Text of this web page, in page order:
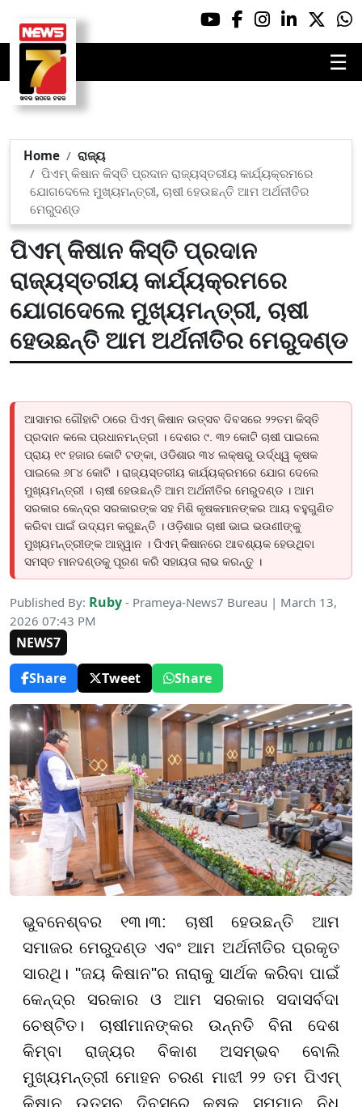
☰
Home
ରାଜ୍ୟ
ପିଏମ୍ କିଷାନ କିସ୍ତି ପ୍ରଦାନ ରାଜ୍ୟସ୍ତରୀୟ କାର୍ଯ୍ୟକ୍ରମରେ
ଯୋଗଦେଲେ ମୁଖ୍ୟମନ୍ତ୍ରୀ, ଚାଷୀ ହେଉଛନ୍ତି ଆମ ଅର୍ଥନୀତିର
ମେରୁଦଣ୍ଡ
ପିଏମ୍ କିଷାନ କିସ୍ତି ପ୍ରଦାନ
ରାଜ୍ୟସ୍ତରୀୟ କାର୍ଯ୍ୟକ୍ରମରେ
ଯୋଗଦେଲେ ମୁଖ୍ୟମନ୍ତ୍ରୀ, ଚାଷୀ
ହେଉଛନ୍ତି ଆମ ଅର୍ଥନୀତିର ମେରୁଦଣ୍ଡ
ଆସାମର ଗୌହାଟି ଠାରେ ପିଏମ୍ କିଷାନ ଉତ୍ସବ ଦିବସରେ ୨୨ତମ କିସ୍ତି
ପ୍ରଦାନ କଲେ ପ୍ରଧାନମନ୍ତ୍ରୀ । ଦେଶର ୯. ୩୨ କୋଟି ଚାଷୀ ପାଇଲେ
ପ୍ରାୟ ୧୯ ହଜାର କୋଟି ଟଙ୍କା, ଓଡିଶାର ୩୪ ଲକ୍ଷରୁ ଉର୍ଦ୍ଧ୍ୱ କୃଷକ
ପାଇଲେ ୬୮୪ କୋଟି । ରାଜ୍ୟସ୍ତରୀୟ କାର୍ଯ୍ୟକ୍ରମରେ ଯୋଗ ଦେଲେ
ମୁଖ୍ୟମନ୍ତ୍ରୀ । ଚାଷୀ ହେଉଛନ୍ତି ଆମ ଅର୍ଥନୀତିର ମେରୁଦଣ୍ଡ । ଆମ
ସରକାର କେନ୍ଦ୍ର ସରକାରଙ୍କ ସହ ମିଶି କୃଷକମାନଙ୍କର ଆୟ ବହୁଗୁଣିତ
କରିବା ପାଇଁ ଉଦ୍ୟମ କରୁଛନ୍ତି । ଓଡ଼ିଶାର ଚାଷୀ ଭାଇ ଭଉଣୀଙ୍କୁ
ମୁଖ୍ୟମନ୍ତ୍ରୀଙ୍କ ଆହ୍ୱାନ । ପିଏମ୍ କିଷାନରେ ଆବଶ୍ୟକ ହେଉଥିବା
ସମସ୍ତ ମାନଦଣ୍ଡକୁ ପୂରଣ କରି ସହାୟତା ଲାଭ କରନ୍ତୁ ।
Published By: Ruby - Prameya-News7 Bureau | March 13,
2026 07:43 PM
NEWS7
Share
Tweet Share
ଭୁବନେଶ୍ବର ୧୩।୩: ଚାଷୀ ହେଉଛନ୍ତି ଆମ
ସମାଜର ମେରୁଦଣ୍ଡ ଏବଂ ଆମ ଅର୍ଥନୀତିର ପ୍ରକୃତ
ସାରଥି। "ଜୟ କିଷାନ"ର ନାରାକୁ ସାର୍ଥକ କରିବା ପାଇଁ
କେନ୍ଦ୍ର ସରକାର ଓ ଆମ ସରକାର ସଦାସର୍ବଦା
ଚେଷ୍ଟିତ। ଚାଷୀମାନଙ୍କର ଉନ୍ନତି ବିନା ଦେଶ
କିମ୍ବା ରାଜ୍ୟର ବିକାଶ ଅସମ୍ଭବ ବୋଲି
ମୁଖ୍ୟମନ୍ତ୍ରୀ ମୋହନ ଚରଣ ମାଝୀ ୨୨ ତମ ପିଏମ୍
କିଷାନ ଉତ୍ସବ ଦିବସରେ କୃଷକ ସମ୍ମାନ ନିଧି